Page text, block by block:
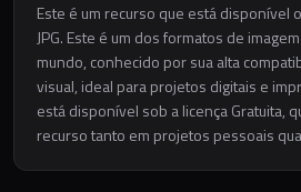
Este é um recurso que está disponível
JPG. Este é um dos formatos de
mundo, conhecido por sua alta
visual, ideal para projetos digitais e
está disponível sob a licença Gratuita,
recurso tanto em projetos pessoais